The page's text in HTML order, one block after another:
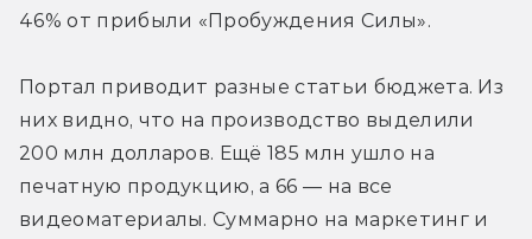
46% от прибыли «Пробуждения Силы».
Портал приводит разные статьи бюджета. Из
них видно, что на производство выделили
200 млн долларов. Ещё 185 млн ушло на
печатную продукцию, а 66 — на все
видеоматериалы. Суммарно на маркетинг и